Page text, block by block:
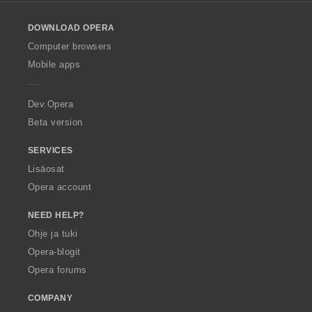
w
O
p
a
DOWNLOAD OPERA
Computer browsers
Mobile apps
Dev.Opera
Beta version
SERVICES
Lisäosat
Opera account
NEED HELP?
Ohje ja tuki
Opera-blogit
Opera forums
COMPANY